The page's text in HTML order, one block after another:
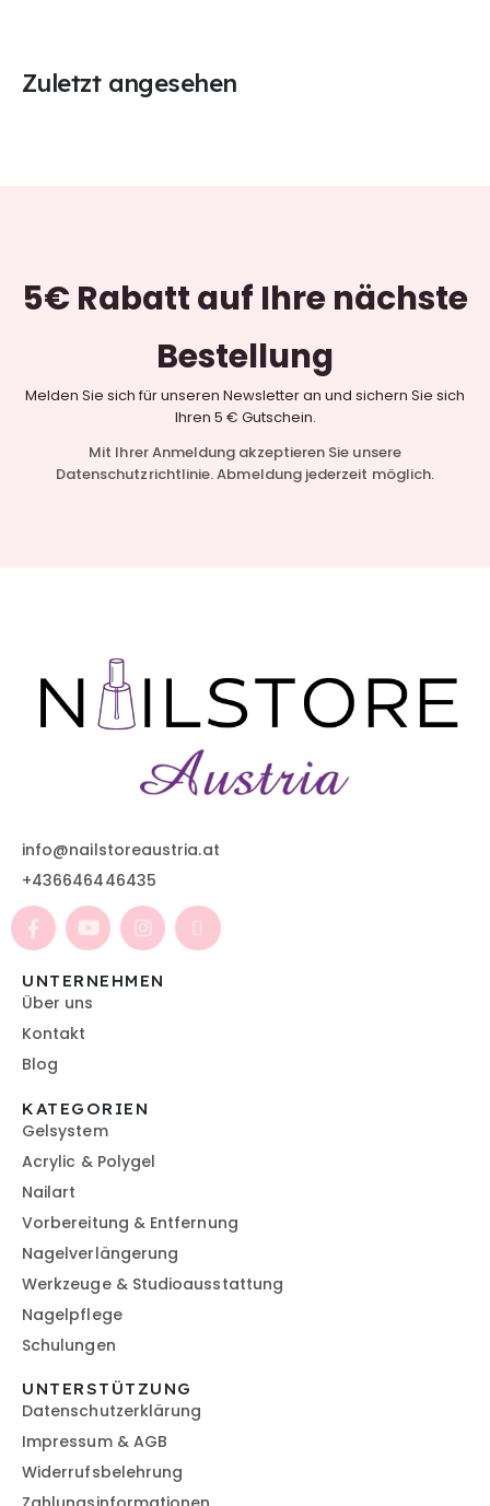
Zuletzt angesehen
5€ Rabattauf Ihre nächste
Bestellung
Melden Sie sich für unseren Newsletter an und sichern Sie sich
Ihren 5 € Gutschein.
Mit Ihrer Anmeldung akzeptieren Sie unsere
Datenschutzrichtlinie. Abmeldung jederzeit möglich.
info@nailstoreaustria.at
+436646446435
UNTERNEHMEN
Über uns
Kontakt
Blog
KATEGORIEN
Gelsystem
Acrylic & Polygel
Nailart
Vorbereitung & Entfernung
Nagelverlängerung
Werkzeuge & Studioausstattung
Nagelpflege
Schulungen
UNTERSTÜTZUNG
Datenschutzerklärung
Impressum & AGB
Widerrufsbelehrung